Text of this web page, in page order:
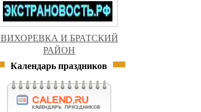
ВИХОРЕВКА И БРАТСКИЙ
РАЙОН
Календарь праздников